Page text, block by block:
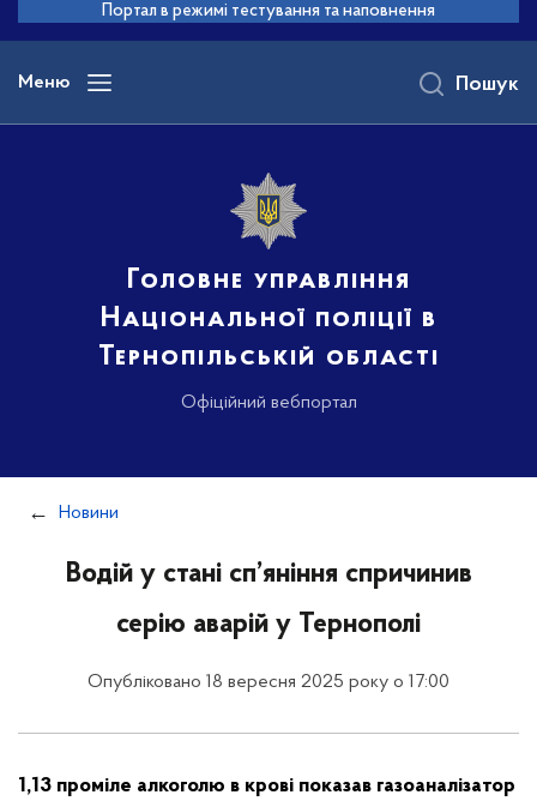
основного
вмісту
Портал в режимі тестування та наповнення
Меню
Головне управління
Національної поліції в
Тернопільській області
Офіційний вебпортал
Пошук
Новини
Водій у стані сп’яніння спричинив
серію аварій у Тернополі
Опубліковано 18 вересня 2025 року о 17:00
1,13 проміле алкоголю в крові показав газоаналізатор